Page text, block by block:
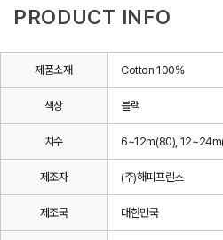
PRODUCT INFO
제품소재 Cotton 100%
색상 블랙
치수 6~12m(80),
제조자 (주)해피프린스
제조국 대한민국